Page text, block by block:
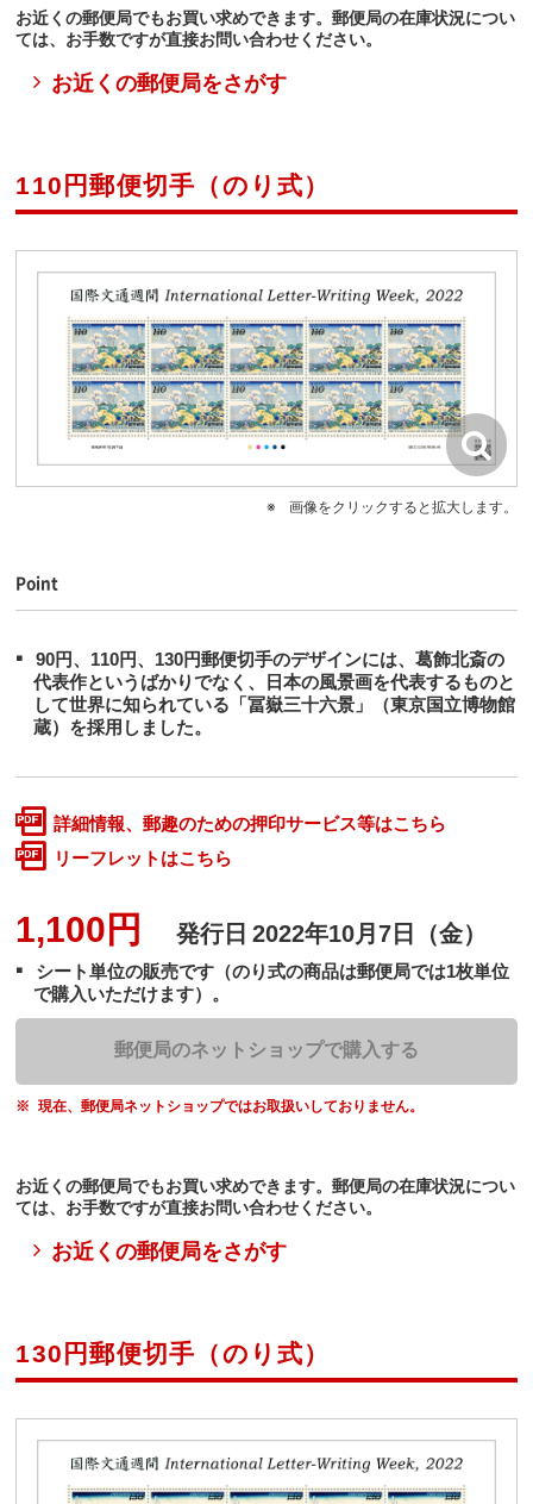
お近くの郵便局でもお買い求めできます。郵便局の在庫状況につい
ては、お手数ですが直接お問い合わせください。
お近くの郵便局をさがす
110円郵便切手（のり式）
画像をクリックすると拡大します。
Point
90円、110円、130円郵便切手のデザインには、葛飾北斎の
代表作というばかりでなく、日本の風景画を代表するものと
して世界に知られている「冨嶽三十六景」（東京国立博物館
蔵）を採用しました。
詳細情報、郵趣のための押印サービス等はこちら
リーフレットはこちら
1,100円 発行日 2022年10月7日（金）
シート単位の販売です（のり式の商品は郵便局では1枚単位
で購入いただけます）。
郵便局のネットショップで購入する
現在、郵便局ネットショップではお取扱いしておりません。
お近くの郵便局でもお買い求めできます。郵便局の在庫状況につい
ては、お手数ですが直接お問い合わせください。
お近くの郵便局をさがす
130円郵便切手（のり式）